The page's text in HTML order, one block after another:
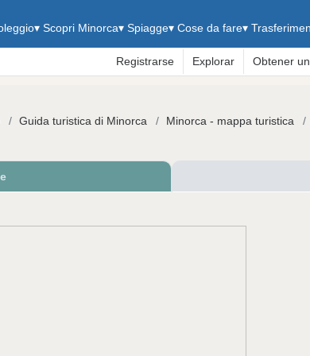
▾ Scopri Minorca▾ Spiagge▾ Cose da fare▾
Registrarse Explorar Obtener
Guida turistica di Minorca Minorca - mappa turistica